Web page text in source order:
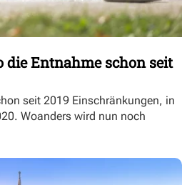
die Entnahme schon seit
seit 2019 Einschränkungen, in
Woanders wird nun noch